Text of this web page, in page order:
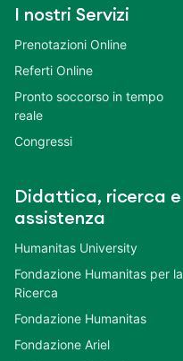
I nostri Servizi
Prenotazioni Online
Referti Online
Pronto soccorso in tempo
reale
Congressi
Didattica, ricerca e
assistenza
Humanitas University
Fondazione Humanitas per la
Ricerca
Fondazione Humanitas
Fondazione Ariel